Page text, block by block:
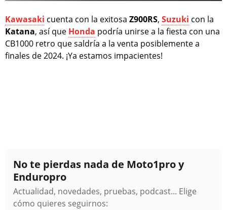
Kawasaki cuenta con la exitosa Z900RS, Suzuki con la
Katana, así que Honda podría unirse a la fiesta con una
CB1000 retro que saldría a la venta posiblemente a
finales de 2024. ¡Ya estamos impacientes!
No te pierdas nada de Moto1pro y
Enduropro
Actualidad, novedades, pruebas, podcast... Elige
cómo quieres seguirnos: